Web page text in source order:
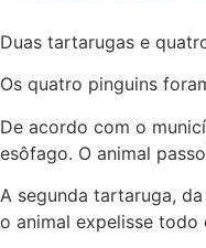
Duas tartarugas e
Os quatro pinguins
De acordo com o
esôfago. O animal
A segunda tartaruga,
o animal expelisse